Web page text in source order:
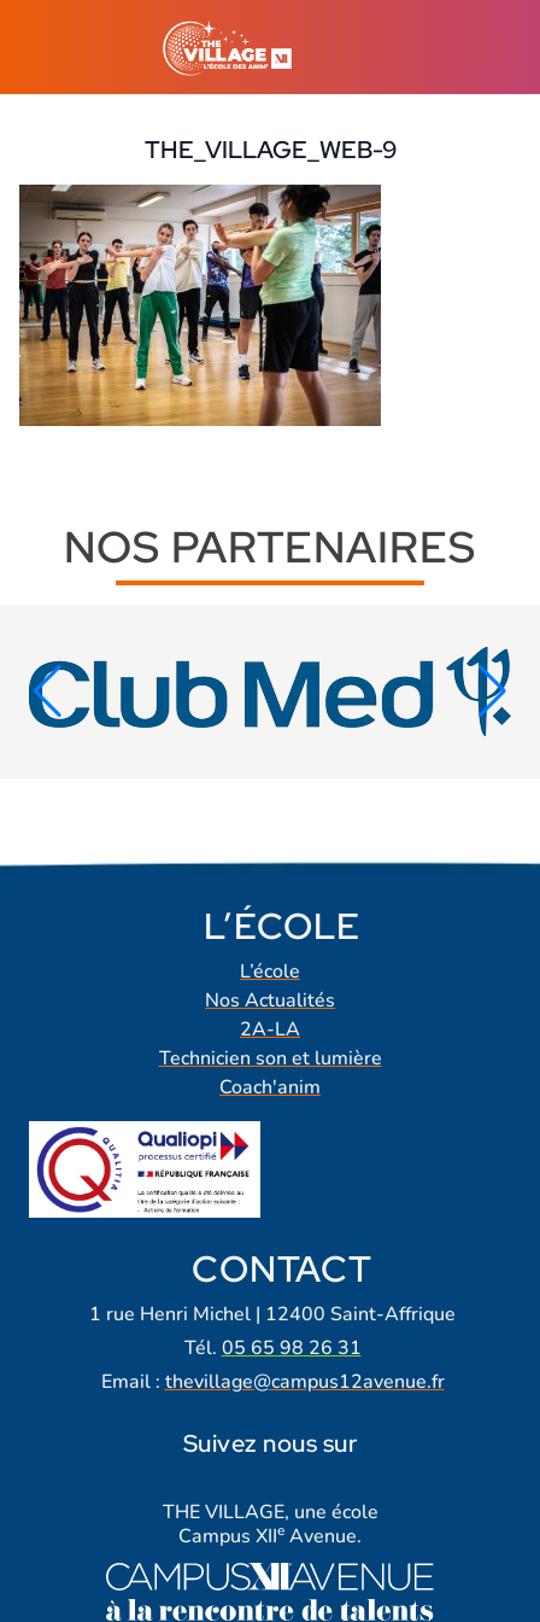
THE_VILLAGE_WEB-9
25 mars 2024
NOS PARTENAIRES
L’ÉCOLE
L’école
Nos Actualités
2A-LA
Technicien son et lumière
Coach'anim
CONTACT
1 rue Henri Michel | 12400 Saint-Affrique
Tél. 05 65 98 26 31
Email : thevillage@campus12avenue.fr
Suivez nous sur
THE VILLAGE, une école
Campus XIIe Avenue.